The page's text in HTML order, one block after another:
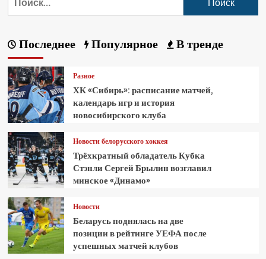
Последнее Популярное В тренде
Разное
ХК «Сибирь»: расписание матчей,
календарь игр и история
новосибирского клуба
Новости белорусского хоккея
Трёхкратный обладатель Кубка
Стэнли Сергей Брылин возглавил
минское «Динамо»
Новости
Беларусь поднялась на две
позиции в рейтинге УЕФА после
успешных матчей клубов